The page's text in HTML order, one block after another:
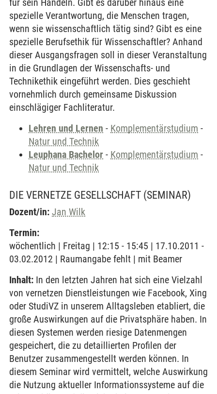
für sein Handeln. Gibt es darüber hinaus eine
spezielle Verantwortung, die Menschen tragen,
wenn sie wissenschaftlich tätig sind? Gibt es eine
spezielle Berufsethik für Wissenschaftler? Anhand
dieser Ausgangsfragen soll in dieser Veranstaltung
in die Grundlagen der Wissenschafts- und
Technikethik eingeführt werden. Dies geschieht
vornehmlich durch gemeinsame Diskussion
einschlägiger Fachliteratur.
Lehren und Lernen - Komplementärstudium -
Natur und Technik
Leuphana Bachelor - Komplementärstudium -
Natur und Technik
DIE VERNETZE GESELLSCHAFT (SEMINAR)
Dozent/in: Jan Wilk
Termin:
wöchentlich | Freitag | 12:15 - 15:45 | 17.10.2011 -
03.02.2012 | Raumangabe fehlt | mit Beamer
Inhalt: In den letzten Jahren hat sich eine Vielzahl
von vernetzen Dienstleistungen wie Facebook, Xing
oder StudiVZ in unserem Alltagsleben etabliert, die
große Auswirkungen auf die Privatsphäre haben. In
diesen Systemen werden riesige Datenmengen
gespeichert, die zu detaillierten Profilen der
Benutzer zusammengestellt werden können. In
diesem Seminar wird vermittelt, welche Auswirkung
die Nutzung aktueller Informationssysteme auf die